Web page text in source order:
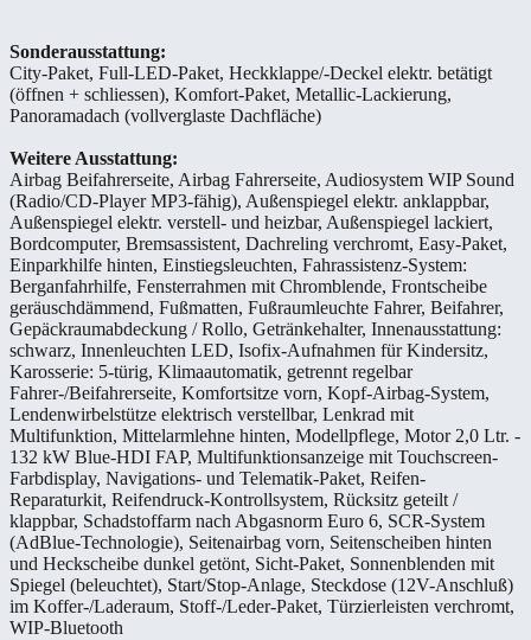
Sonderausstattung:
City-Paket, Full-LED-Paket, Heckklappe/-Deckel elektr. betätigt
(öffnen + schliessen), Komfort-Paket, Metallic-Lackierung,
Panoramadach (vollverglaste Dachfläche)
Weitere Ausstattung:
Airbag Beifahrerseite, Airbag Fahrerseite, Audiosystem WIP Sound
(Radio/CD-Player MP3-fähig), Außenspiegel elektr. anklappbar,
Außenspiegel elektr. verstell- und heizbar, Außenspiegel lackiert,
Bordcomputer, Bremsassistent, Dachreling verchromt, Easy-Paket,
Einparkhilfe hinten, Einstiegsleuchten, Fahrassistenz-System:
Berganfahrhilfe, Fensterrahmen mit Chromblende, Frontscheibe
geräuschdämmend, Fußmatten, Fußraumleuchte Fahrer, Beifahrer,
Gepäckraumabdeckung / Rollo, Getränkehalter, Innenausstattung:
schwarz, Innenleuchten LED, Isofix-Aufnahmen für Kindersitz,
Karosserie: 5-türig, Klimaautomatik, getrennt regelbar
Fahrer-/Beifahrerseite, Komfortsitze vorn, Kopf-Airbag-System,
Lendenwirbelstütze elektrisch verstellbar, Lenkrad mit
Multifunktion, Mittelarmlehne hinten, Modellpflege, Motor 2,0 Ltr. -
132 kW Blue-HDI FAP, Multifunktionsanzeige mit Touchscreen-
Farbdisplay, Navigations- und Telematik-Paket, Reifen-
Reparaturkit, Reifendruck-Kontrollsystem, Rücksitz geteilt /
klappbar, Schadstoffarm nach Abgasnorm Euro 6, SCR-System
(AdBlue-Technologie), Seitenairbag vorn, Seitenscheiben hinten
und Heckscheibe dunkel getönt, Sicht-Paket, Sonnenblenden mit
Spiegel (beleuchtet), Start/Stop-Anlage, Steckdose (12V-Anschluß)
im Koffer-/Laderaum, Stoff-/Leder-Paket, Türzierleisten verchromt,
WIP-Bluetooth